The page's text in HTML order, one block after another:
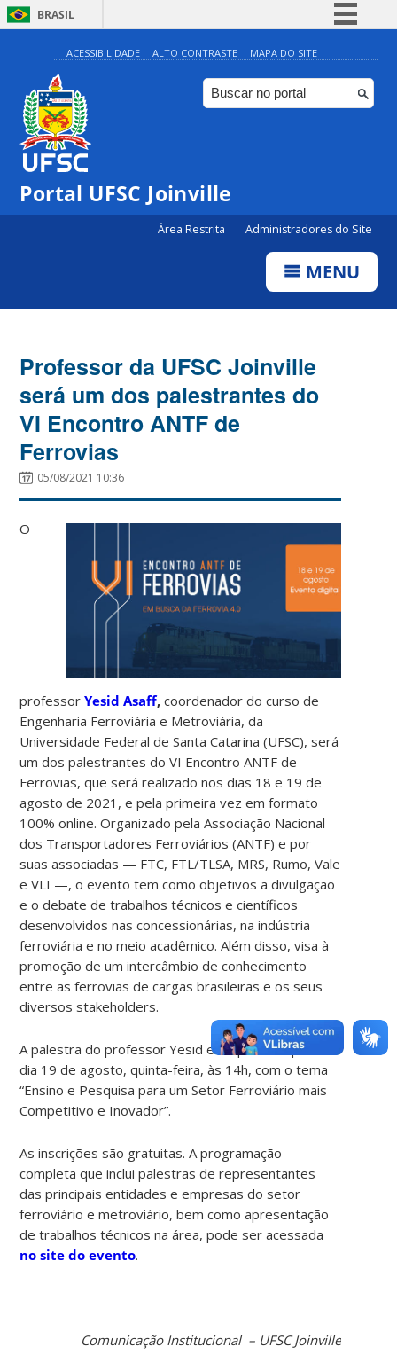
BRASIL
Simplifique!
Comunica BR
Participe
ACESSIBILIDADE ALTO CONTRASTE MAPA DO SITE
Portal UFSC Joinville
Área Restrita Administradores do Site
MENU
Professor da UFSC Joinville
será um dos palestrantes do
VI Encontro ANTF de
Ferrovias
05/08/2021 10:36
O
professorYesid Asaff,coordenador do curso de
Engenharia Ferroviária e Metroviária, da
Universidade Federal de Santa Catarina (UFSC), será
um dos palestrantes do VI Encontro ANTF de
Ferrovias, que será realizado nos dias 18 e 19 de
agosto de 2021, e pela primeira vez em formato
100% online. Organizado pela Associação Nacional
dos Transportadores Ferroviários (ANTF) e por
suas associadas — FTC, FTL/TLSA, MRS, Rumo, Vale
e VLI —, o evento tem como objetivos a divulgação
e o debate de trabalhos técnicos e científicos
desenvolvidos nas concessionárias, na indústria
ferroviária e no meio acadêmico. Além disso, visa à
promoção de um intercâmbio de conhecimento
entre as ferrovias de cargas brasileiras e os seus
diversos stakeholders.
A palestra do professor Yesid está prevista para o
dia 19 de agosto, quinta-feira, às 14h, com o tema
“Ensino e Pesquisa para um Setor Ferroviário mais
Competitivo e Inovador”.
As inscrições são gratuitas. A programação
completa que inclui palestras de representantes
das principais entidades e empresas do setor
ferroviário e metroviário, bem como apresentação
de trabalhos técnicos na área, pode ser acessada
no site do evento.
Comunicação Institucional – UFSC Joinville